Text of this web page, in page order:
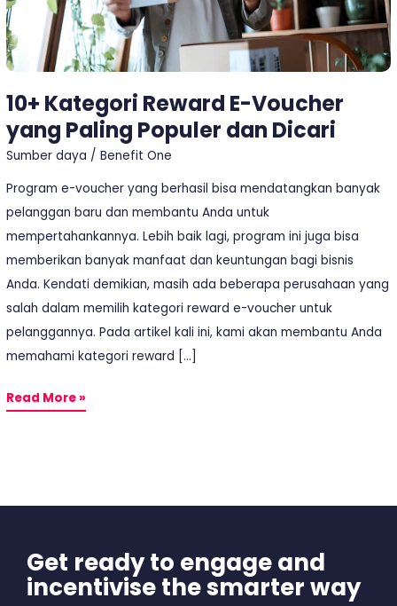
10+ Kategori Reward E-Voucher
yang Paling Populer dan Dicari
Sumber daya /Benefit One
Program e-voucher yang berhasil bisa mendatangkan banyak
pelanggan baru dan membantu Anda untuk
mempertahankannya. Lebih baik lagi, program ini juga bisa
memberikan banyak manfaat dan keuntungan bagi bisnis
Anda. Kendati demikian, masih ada beberapa perusahaan yang
salah dalam memilih kategori reward e-voucher untuk
pelanggannya. Pada artikel kali ini, kami akan membantu Anda
memahami kategori reward […]
dan
Dicari
Read More »
Get ready to engage and
incentivise the smarter way